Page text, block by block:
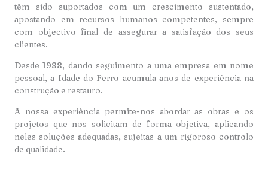
têm sido suportados com um crescimento sustentado,
apostando em recursos humanos competentes, sempre
com objectivo final de assegurar a satisfação dos seus
clientes.
Desde 1988, dando seguimento a uma empresa em nome
pessoal, a Idade do Ferro acumula anos de experiência na
construção e restauro.
A nossa experiência permite-nos abordar as obras e os
projetos que nos solicitam de forma objetiva, aplicando
neles soluções adequadas, sujeitas a um rigoroso controlo
de qualidade.